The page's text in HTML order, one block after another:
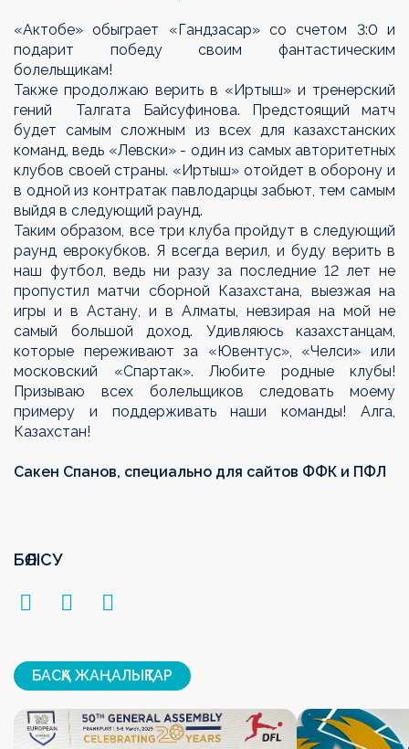
«Актобе» обыграет «Гандзасар» со счетом 3:0 и
подарит победу своим фантастическим
болельщикам!
Также продолжаю верить в «Иртыш» и тренерский
гений Талгата Байсуфинова. Предстоящий матч
будет самым сложным из всех для казахстанских
команд, ведь «Левски» - один из самых авторитетных
клубов своей страны. «Иртыш» отойдет в оборону и
в одной из контратак павлодарцы забьют, тем самым
выйдя в следующий раунд.
Таким образом, все три клуба пройдут в следующий
раунд еврокубков. Я всегда верил, и буду верить в
наш футбол, ведь ни разу за последние 12 лет не
пропустил матчи сборной Казахстана, выезжая на
игры и в Астану, и в Алматы, невзирая на мой не
самый большой доход. Удивляюсь казахстанцам,
которые переживают за «Ювентус», «Челси» или
московский «Спартак». Любите родные клубы!
Призываю всех болельщиков следовать моему
примеру и поддерживать наши команды! Алга,
Казахстан!
Сакен Спанов, специально для сайтов ФФК и ПФЛ
БӨЛІСУ
БАСҚА ЖАҢАЛЫҚТАР